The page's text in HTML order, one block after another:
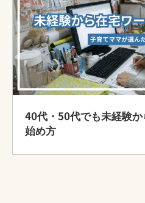
40代・50代でも未経験
始め方